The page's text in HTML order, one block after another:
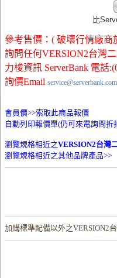
比
參考售價：( 破壞行情廠商
詢問任何VERSION2台灣
力梭資訊 ServerBank 電話
詢價Email
會員價>>索取此商品報價
自動列印報價單(仍可來電詢問折
瀏覽規格相近之VERSION2台灣
瀏覽規格相近之其他品牌產品>>
加購標準配備以外之VERSION2